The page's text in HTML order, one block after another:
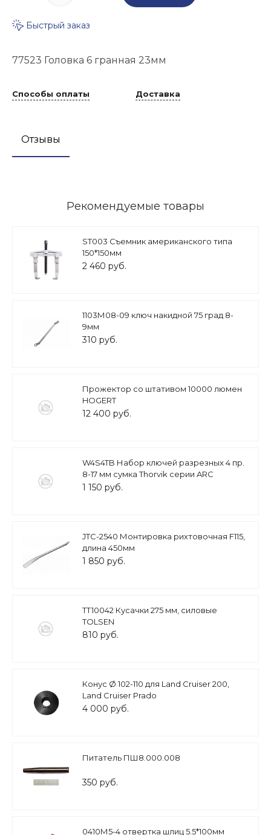
Быстрый заказ
77523 Головка 6 гранная 23мм
Способы оплаты Доставка
Отзывы
Рекомендуемые товары
ST003 Съемник американского типа
150*150мм
2 460 руб.
1103М08-09 ключ накидной 75 град 8-
9мм
310 руб.
Прожектор со штативом 10000 люмен
HOGERT
12 400 руб.
W4S4TB Набор ключей разрезных 4 пр.
8-17 мм сумка Thorvik серии ARC
1 150 руб.
JTC-2540 Монтировка рихтовочная F115,
длина 450мм
1 850 руб.
TT10042 Кусачки 275 мм, силовые
TOLSEN
810 руб.
Конус Ø 102-110 для Land Cruiser 200,
Land Cruiser Prado
4 000 руб.
Питатель ПШ8.000.008
350 руб.
0410М5-4 отвертка шлиц 5.5*100мм